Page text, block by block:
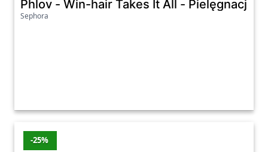
Phlov - Win-hair Takes It All - Pielęgnacja
Sephora
-25%